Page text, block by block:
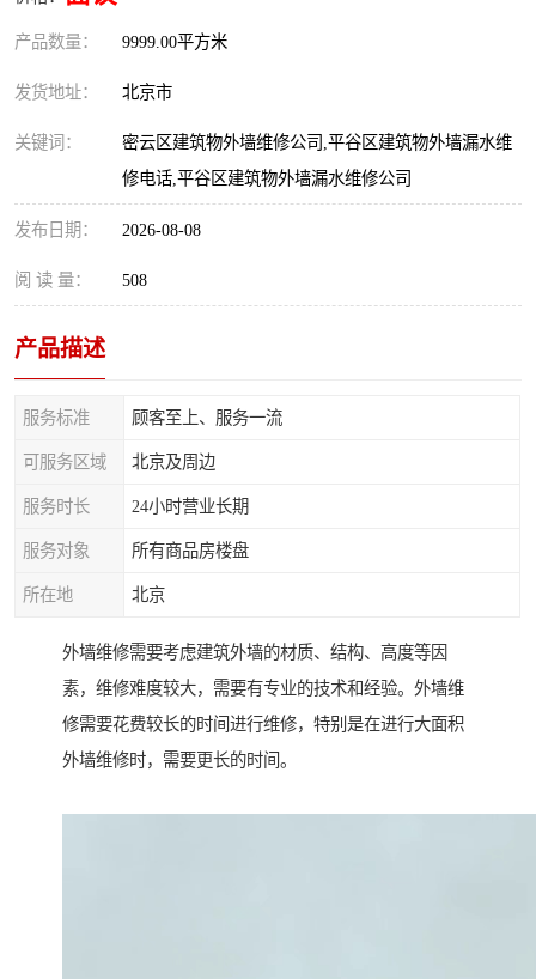
产品数量： 9999.00平方米
发货地址： 北京市
关键词：
密云区建筑物外墙维修公司,平谷区建筑物外墙漏水维
修电话,平谷区建筑物外墙漏水维修公司
发布日期： 2026-08-08
阅 读 量： 508
产品描述
服务标准 顾客至上、服务一流
可服务区域 北京及周边
服务时长 24小时营业长期
服务对象 所有商品房楼盘
所在地 北京
外墙维修需要考虑建筑外墙的材质、结构、高度等因
素，维修难度较大，需要有专业的技术和经验。外墙维
修需要花费较长的时间进行维修，特别是在进行大面积
外墙维修时，需要更长的时间。